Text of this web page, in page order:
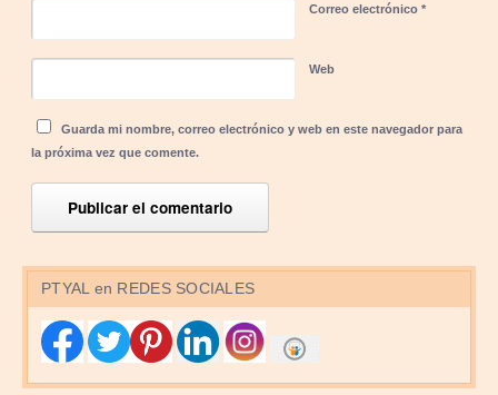
Correo electrónico*
Web
Guarda mi nombre, correo electrónico y web en este navegador para
la próxima vez que comente.
PTYAL en REDES SOCIALES